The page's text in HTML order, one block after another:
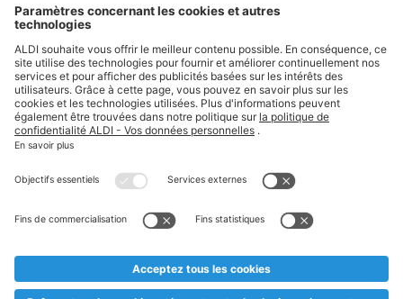
Suivez ALDI Belgique
Textes marqués d'un astérisque et mentions légales
* Nous vendons ces articles temporairement et jusqu'à
au cas où, malgré le planning bien étudié, nous serions
prématurément en rupture de stock. Prix Recupel et TVA incl.
** Sur ce site, l’utilisation de la forme masculine a été adoptée